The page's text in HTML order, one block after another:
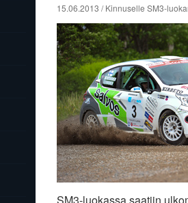
15.06.2013 / Kinnuselle SM3-